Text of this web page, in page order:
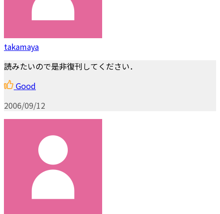
takamaya
読みたいので是非復刊してください．
Good
2006/09/12